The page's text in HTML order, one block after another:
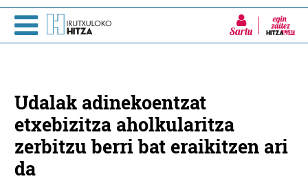
Sartu
Udalak adinekoentzat
etxebizitza aholkularitza
zerbitzu berri bat eraikitzen ari
da